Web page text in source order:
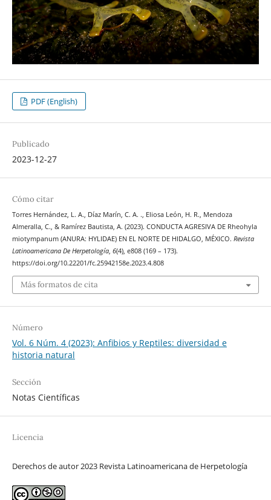
PDF (English)
Publicado
2023-12-27
Cómo citar
Torres Hernández, L. A., Díaz Marín, C. A. ., Eliosa León, H. R., Mendoza
Almeralla, C., & Ramírez Bautista, A. (2023). CONDUCTA AGRESIVA DE Rheohyla
miotympanum (ANURA: HYLIDAE) EN EL NORTE DE HIDALGO, MÉXICO. Revista
Latinoamericana De Herpetología, 6(4), e808 (169 – 173).
https://doi.org/10.22201/fc.25942158e.2023.4.808
Más formatos de cita
Número
Vol. 6 Núm. 4 (2023): Anfibios y Reptiles: diversidad e
historia natural
Sección
Notas Científicas
Licencia
Derechos de autor 2023 Revista Latinoamericana de Herpetología